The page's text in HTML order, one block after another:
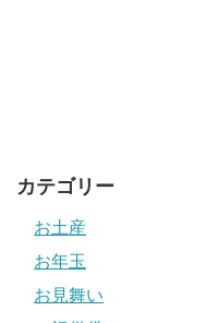
カテゴリー
お土産
お年玉
お見舞い